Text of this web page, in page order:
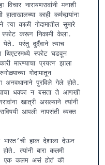
नारायणरावांनी मनाशी
काही कर्मचार्‍यांना
काळी गोदामातील सुमारे
स्फोट करून निकामी केला.
येते. परंतु दुर्दैवाने त्याच
थिएटरमध्ये स्फोट घडवून
मारण्याचा प्रयत्न झाला
गोदामातून
अनवधानाने पुरविले गेले होते.
धक्का न बसता ते आणखी
खात्री असल्याने त्यांनी
आपली नापसंती व्यक्त
भारत’ची हाक देशाला देऊन
त्यांनी बारा कलमी
एक कलम असं होतं की